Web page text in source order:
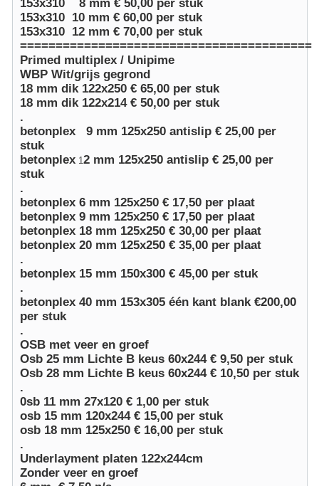
153x310 8 mm € 50,00 per stuk
153x310 10 mm € 60,00 per stuk
153x310 12 mm € 70,00 per stuk
=========================================
Primed multiplex / Unipime
WBP Wit/grijs gegrond
18 mm dik 122x250 € 65,00 per stuk
18 mm dik 122x214 € 50,00 per stuk
.
betonplex 9 mm 125x250 antislip € 25,00 per
stuk
betonplex 12 mm 125x250 antislip € 25,00 per
stuk
.
betonplex 6 mm 125x250 € 17,50 per plaat
betonplex 9 mm 125x250 € 17,50 per plaat
betonplex 18 mm 125x250 € 30,00 per plaat
betonplex 20 mm 125x250 € 35,00 per plaat
.
betonplex 15 mm 150x300 € 45,00 per stuk
.
betonplex 40 mm 153x305 één kant blank €200,00
per stuk
.
OSB met veer en groef
Osb 25 mm Lichte B keus 60x244 € 9,50 per stuk
Osb 28 mm Lichte B keus 60x244 € 10,50 per stuk
.
0sb 11 mm 27x120 € 1,00 per stuk
osb 15 mm 120x244 € 15,00 per stuk
osb 18 mm 125x250 € 16,00 per stuk
.
Underlayment platen 122x244cm
Zonder veer en groef